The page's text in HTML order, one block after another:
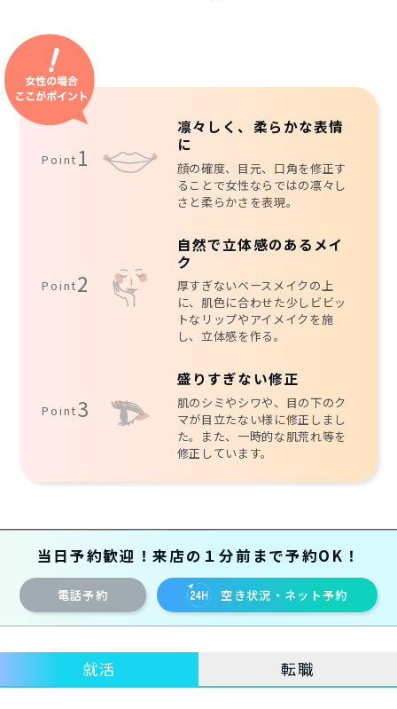
Point 1
凛々しく、柔らかな表情
に
顔の確度、目元、口角を修正す
ることで女性ならではの凛々し
さと柔らかさを表現。
Point2
自然で立体感のあるメイ
ク
厚すぎないベースメイクの上
に、肌色に合わせた少しビビッ
トなリップやアイメイクを施
し、立体感を作る。
Point3
盛りすぎない修正
肌のシミやシワや、目の下のク
マが目立たない様に修正しまし
た。また、一時的な肌荒れ等を
修正しています。
当日予約歓迎！来店の１分前まで予約OK！
電話予約 空き状況・ネット予約
就活 転職